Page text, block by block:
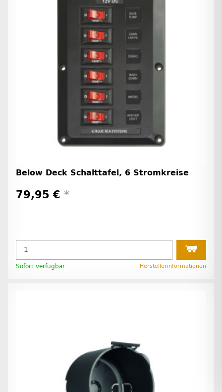
Below Deck Schalttafel, 6 Stromkreise
79,95 € *
Sofort verfügbar Herstellerinformationen